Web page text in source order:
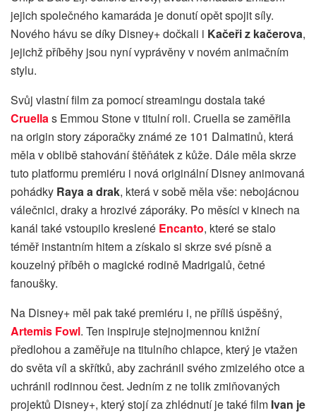
jejich společného kamaráda je donutí opět spojit síly.
Nového hávu se díky Disney+ dočkali i Kačeři z kačerova,
jejichž příběhy jsou nyní vyprávěny v novém animačním
stylu.
Svůj vlastní film za pomocí streamingu dostala také
Cruellas Emmou Stone v titulní roli. Cruella se zaměřila
na origin story záporačky známé ze 101 Dalmatinů, která
měla v oblibě stahování štěňátek z kůže. Dále měla skrze
tuto platformu premiéru i nová originální Disney animovaná
pohádky Raya a drak, která v sobě měla vše: nebojácnou
válečnici, draky a hrozivé záporáky. Po měsíci v kinech na
kanál také vstoupilo kreslené Encanto, které se stalo
téměř instantním hitem a získalo si skrze své písně a
kouzelný příběh o magické rodině Madrigalů, četné
fanoušky.
Na Disney+ měl pak také premiéru i, ne příliš úspěšný,
Artemis Fowl. Ten inspiruje stejnojmennou knižní
předlohou a zaměřuje na titulního chlapce, který je vtažen
do světa víl a skřítků, aby zachránil svého zmizelého otce a
uchránil rodinnou čest. Jedním z ne tolik zmiňovaných
projektů Disney+, který stojí za zhlédnutí je také film Ivan je